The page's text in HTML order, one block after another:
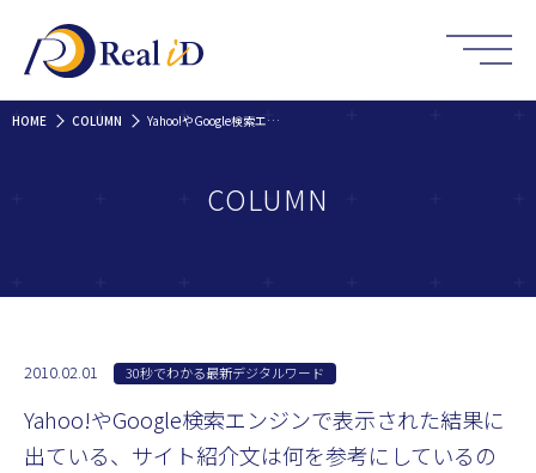
HOME COLUMN Yahoo!やGoogle検索エンジンで表示された結果に出ている、サイト紹介文は何を参考にしているのでしょうか？
COLUMN
2010.02.01 30秒でわかる最新デジタルワード
Yahoo!やGoogle検索エンジンで表示された結果に
出ている、サイト紹介文は何を参考にしているの